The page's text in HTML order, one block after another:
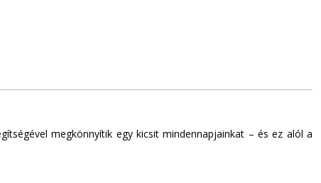
megkönnyítik egy kicsit mindennapjainkat – és ez alól a